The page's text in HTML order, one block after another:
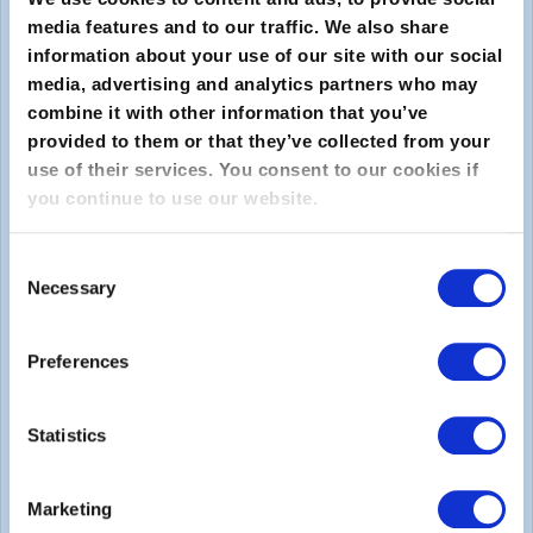
media features and to our traffic. We also share
information about your use of our site with our social
media, advertising and analytics partners who may
combine it with other information that you’ve
provided to them or that they’ve collected from your
use of their services. You consent to our cookies if
you continue to use our website.
Selection
Necessary
Preferences
Statistics
Marketing
Enviar
Sobre
Declaração de Privacidade